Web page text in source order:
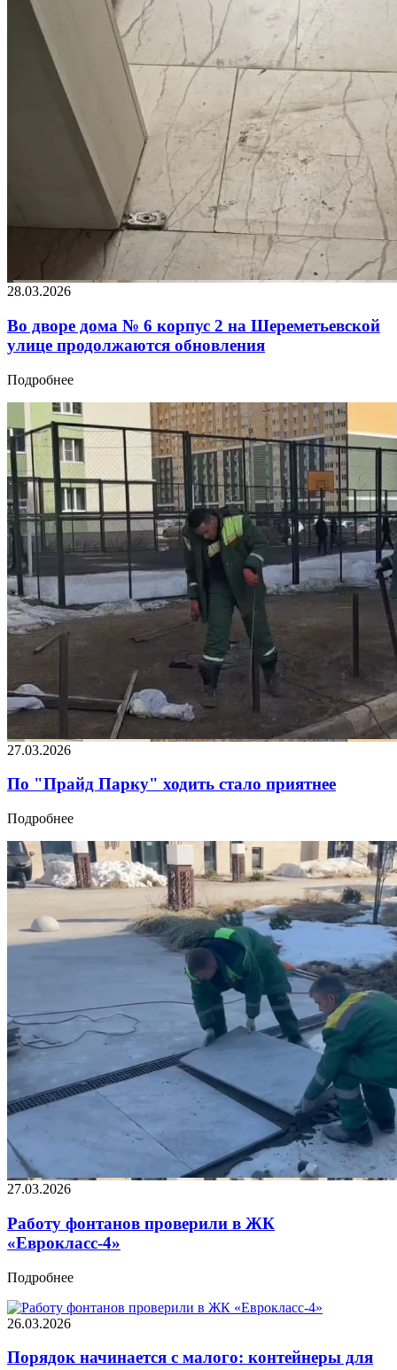
28.03.2026
Во дворе дома № 6 корпус 2 на Шереметьевской
улице продолжаются обновления
Подробнее
27.03.2026
По "Прайд Парку" ходить стало приятнее
Подробнее
27.03.2026
Работу фонтанов проверили в ЖК
«Еврокласс-4»
Подробнее
26.03.2026
Порядок начинается с малого: контейнеры для